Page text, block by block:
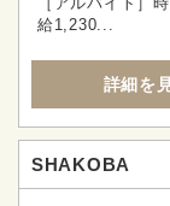
給1,230...
詳細を
SHAKOBA